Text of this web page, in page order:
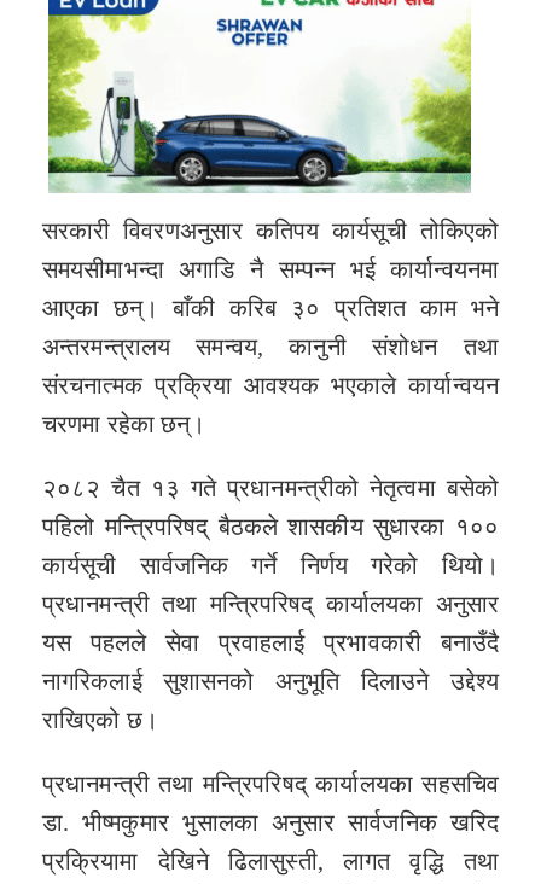
सरकारी विवरणअनुसार कतिपय कार्यसूची तोकिएको
समयसीमाभन्दा अगाडि नै सम्पन्न भई कार्यान्वयनमा
आएका छन्। बाँकी करिब ३० प्रतिशत काम भने
अन्तरमन्त्रालय समन्वय, कानुनी संशोधन तथा
संरचनात्मक प्रक्रिया आवश्यक भएकाले कार्यान्वयन
चरणमा रहेका छन्।
२०८२ चैत १३ गते प्रधानमन्त्रीको नेतृत्वमा बसेको
पहिलो मन्त्रिपरिषद् बैठकले शासकीय सुधारका १००
कार्यसूची सार्वजनिक गर्ने निर्णय गरेको थियो।
प्रधानमन्त्री तथा मन्त्रिपरिषद् कार्यालयका अनुसार
यस पहलले सेवा प्रवाहलाई प्रभावकारी बनाउँदै
नागरिकलाई सुशासनको अनुभूति दिलाउने उद्देश्य
राखिएको छ।
प्रधानमन्त्री तथा मन्त्रिपरिषद् कार्यालयका सहसचिव
डा. भीष्मकुमार भुसालका अनुसार सार्वजनिक खरिद
प्रक्रियामा देखिने ढिलासुस्ती, लागत वृद्धि तथा